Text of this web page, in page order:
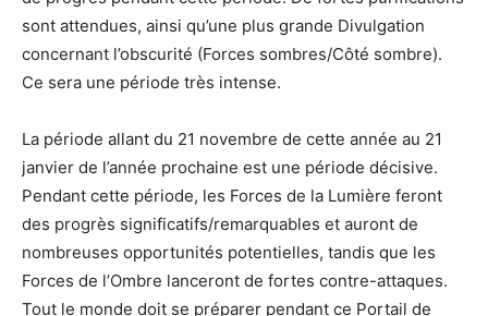
sont attendues, ainsi qu’une plus grande Divulgation
concernant l’obscurité (Forces sombres/Côté sombre).
Ce sera une période très intense.
La période allant du 21 novembre de cette année au 21
janvier de l’année prochaine est une période décisive.
Pendant cette période, les Forces de la Lumière feront
des progrès significatifs/remarquables et auront de
nombreuses opportunités potentielles, tandis que les
Forces de l’Ombre lanceront de fortes contre-attaques.
Tout le monde doit se préparer pendant ce Portail de